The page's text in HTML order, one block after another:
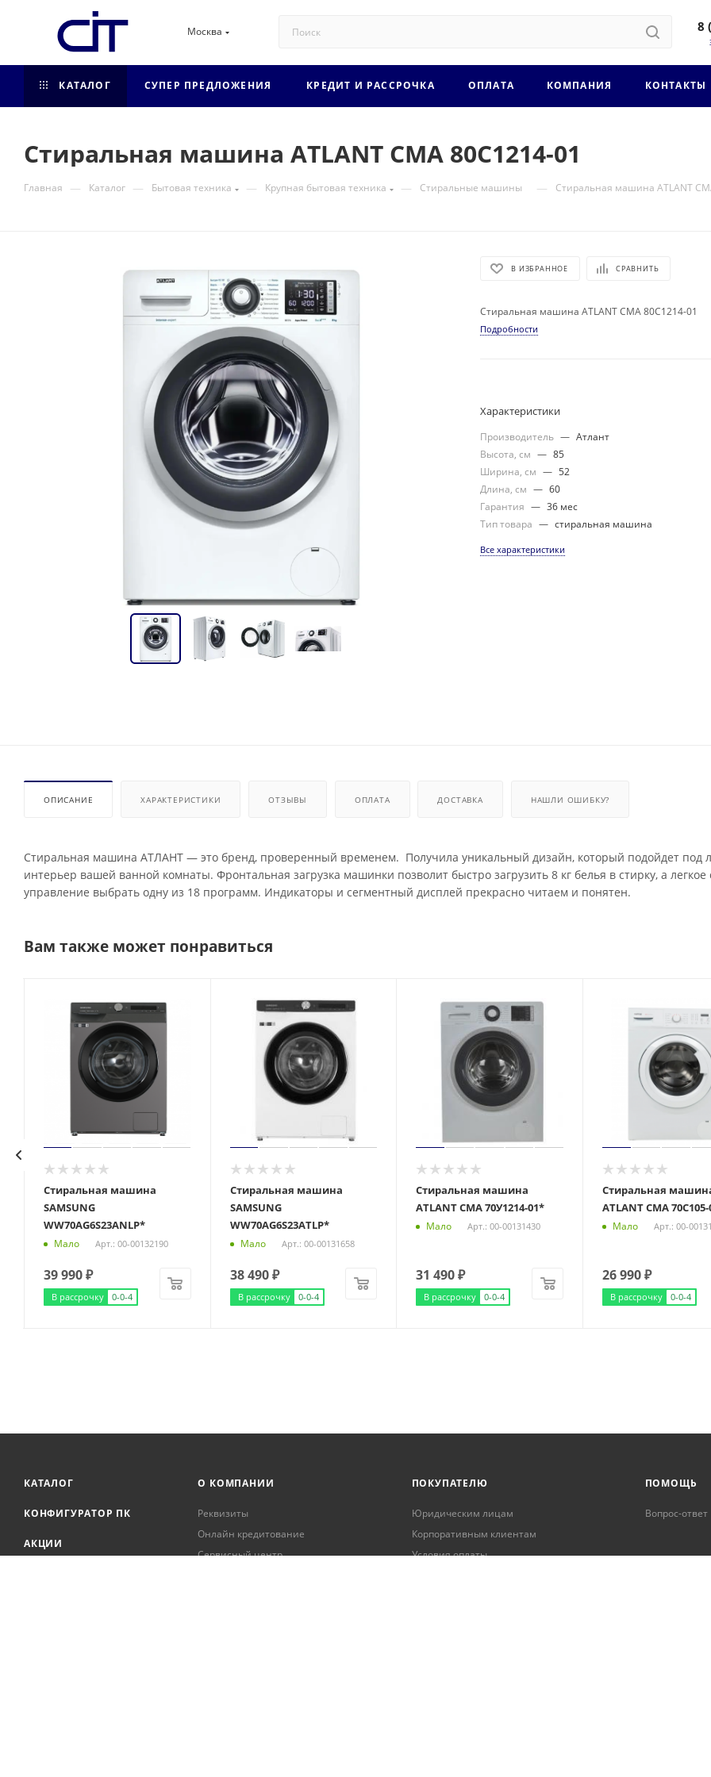
Москва 8
КАТАЛОГ СУПЕР ПРЕДЛОЖЕНИЯ КРЕДИТ И РАССРОЧКА ОПЛАТА КОМПАНИЯ КОНТАКТЫ
Стиральная машина ATLANT СМА 80С1214-01
Главная — Каталог — Бытовая техника — Крупная бытовая техника — Стиральные машины — Стиральная машина ATLANT
В ИЗБРАННОЕ СРАВНИТЬ
Стиральная машина ATLANT СМА 80С1214-01
Подробности
Характеристики
Производитель — Атлант
Высота, см — 85
Ширина, см — 52
Длина, см — 60
Гарантия — 36 мес
Тип товара — стиральная машина
Все характеристики
ОПИСАНИЕ ХАРАКТЕРИСТИКИ ОТЗЫВЫ ОПЛАТА ДОСТАВКА НАШЛИ ОШИБКУ?
Стиральная машина АТЛАНТ — это бренд, проверенный временем. Получила уникальный дизайн, который подойдет под
интерьер вашей ванной комнаты. Фронтальная загрузка машинки позволит быстро загрузить 8 кг белья в стирку, а легкое
управление выбрать одну из 18 программ. Индикаторы и сегментный дисплей прекрасно читаем и понятен.
Вам также может понравиться
Стиральная машина
SAMSUNG
WW70AG6S23ANLP*
Мало Арт.: 00-00132190
39 990₽
В рассрочку 0-0-4
Стиральная машина
SAMSUNG
WW70AG6S23ATLP*
Мало Арт.: 00-00131658
38 490₽
В рассрочку 0-0-4
Стиральная машина
ATLANT СМА 70У1214-01*
Мало Арт.: 00-00131430
31 490₽
В рассрочку 0-0-4
Стиральная
ATLANT СМА
Мало Арт.: 00-
26 990₽
В рассрочку 0-0-4
КАТАЛОГ
КОНФИГУРАТОР ПК
АКЦИИ
О КОМПАНИИ
Реквизиты
Онлайн кредитование
Сервисный центр
ПОКУПАТЕЛЮ
Юридическим лицам
Корпоративным клиентам
Условия оплаты
ПОМОЩЬ
Вопрос-ответ